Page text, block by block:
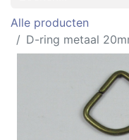
Alle producten
D-ring metaal